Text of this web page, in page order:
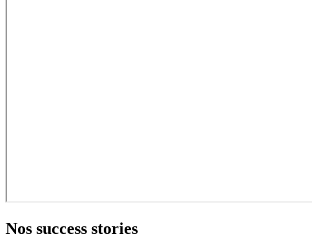
Nos success stories